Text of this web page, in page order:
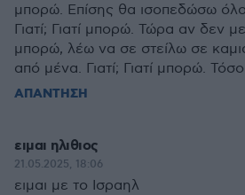
μπορώ. Επίσης θα ισοπεδώσω
Γιατί; Γιατί μπορώ. Τώρα αν δεν
μπορώ, λέω να σε στείλω σε
από μένα. Γιατί; Γιατί μπορώ.
ΑΠΑΝΤΗΣΗ
ειμαι ηλιθιος
21.05.2025, 18:06
ειμαι με το Ισραηλ